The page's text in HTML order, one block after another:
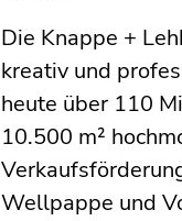
Die Knappe +
kreativ und
heute über 110
10.500 m²
Wellpappe und